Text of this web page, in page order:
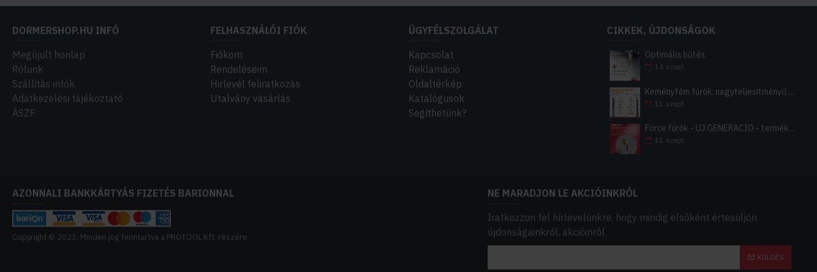
(0) 140,400.- Ft
39/64
H85139/64
H85141/64
49/64
H85149/64
51/64
H85151/64
57/64
DORMERSHOP.HU INFÓ
Megújult honlap
Rólunk
Szállítás infók
Adatkezelési tájékoztató
ÁSZF
FELHASZNÁLÓI FIÓK
Fiókom
Rendeléseim
Hirlevél feliratkozás
Utalvány vásárlás
ÜGYFÉLSZOLGÁLAT
Kapcsolat
Reklamáció
Oldaltérkép
Katalógusok
Segíthetünk?
CIKKEK, ÚJDONSÁGOK
Optimális hűtés
14 szept.
Keményfém fúrók: nagyteljesítményű vagy általános
11 szept.
Force fúrók - ÚJ GENERÁCIÓ - termékfejlesztés
11 szept.
AZONNALI BANKKÁRTYÁS FIZETÉS BARIONNAL
Copyright © 2023, Minden jog fenntartva a PROTOOL Kft. részére
NE MARADJON LE AKCIÓINKRÓL
Iratkozzon fel hírlevelünkre, hogy mindig elsőként értesüljön
újdonságainkról, akcióinról
KÜLDÉS